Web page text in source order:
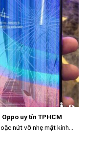
uy tín TPHCM
nứt vỡ nhẹ mặt kính...